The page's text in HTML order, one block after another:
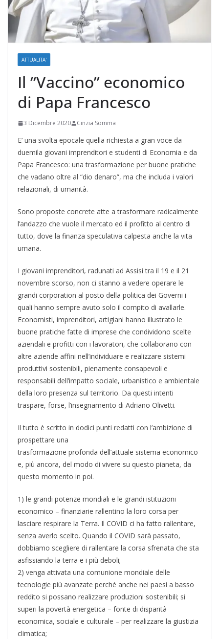
ATTUALITA'
Il “Vaccino” economico
di Papa Francesco
3 Dicembre 2020 Cinzia Somma
E’ una svolta epocale quella richiesta a gran voce da
duemila giovani imprenditori e studenti di Economia e da
Papa Francesco: una trasformazione per buone pratiche
che vadano oltre al “dio denaro”, ma che includa i valori
relazionali, di umanità.
Sono proposte concrete atte a trasformare radicalmente
l’andazzo che vuole il mercato ed il profitto al centro di
tutto, dove la finanza speculativa calpesta anche la vita
umana.
I giovani imprenditori, radunati ad Assisi tra il 19 e il 21
novembre scorso, non ci stanno a vedere operare le
grandi corporation al posto della politica dei Governi i
quali hanno sempre avuto solo il compito di avallarle.
Economisti, imprenditori, artigiani hanno illustrato le
buone pratiche fatte di imprese che condividono scelte
aziendali e profitti con i lavoratori, che collaborano con
altre aziende affini nell’individuare e realizzare sistemi
produttivi sostenibili, pienamente consapevoli e
responsabili dell’impatto sociale, urbanistico e ambientale
della loro presenza sul territorio. Da questi intenti
traspare, forse, l’insegnamento di Adriano Olivetti.
Il tutto è scritto in dodici punti redatti con l’ambizione di
prospettare una
trasformazione profonda dell’attuale sistema economico
e, più ancora, del modo di vivere su questo pianeta, da
questo momento in poi.
1) le grandi potenze mondiali e le grandi istituzioni
economico – finanziarie rallentino la loro corsa per
lasciare respirare la Terra. Il COVID ci ha fatto rallentare,
senza averlo scelto. Quando il COVID sarà passato,
dobbiamo scegliere di rallentare la corsa sfrenata che sta
asfissiando la terra e i più deboli;
2) venga attivata una comunione mondiale delle
tecnologie più avanzate perché anche nei paesi a basso
reddito si possano realizzare produzioni sostenibili; si
superi la povertà energetica – fonte di disparità
economica, sociale e culturale – per realizzare la giustizia
climatica;